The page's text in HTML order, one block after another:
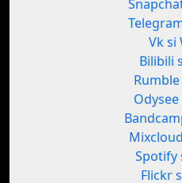
Vk si
Bilibili
Rumble
Odysee
Spotify
Flickr